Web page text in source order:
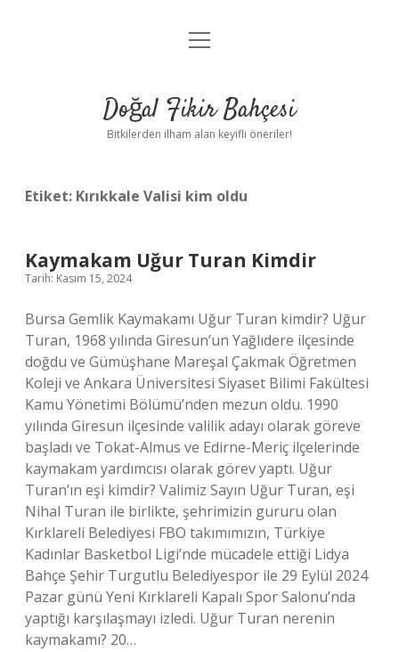
Anasayfa
Yasal Uyarı
menüyü
Doğal Fikir Bahçesi
Bitkilerden ilham alan keyifli öneriler!
Etiket: Kırıkkale Valisi kim oldu
Kaymakam Uğur Turan Kimdir
Tarih: Kasım 15, 2024
Bursa Gemlik Kaymakamı Uğur Turan kimdir? Uğur
Turan, 1968 yılında Giresun’un Yağlıdere ilçesinde
doğdu ve Gümüşhane Mareşal Çakmak Öğretmen
Koleji ve Ankara Üniversitesi Siyaset Bilimi Fakültesi
Kamu Yönetimi Bölümü’nden mezun oldu. 1990
yılında Giresun ilçesinde valilik adayı olarak göreve
başladı ve Tokat-Almus ve Edirne-Meriç ilçelerinde
kaymakam yardımcısı olarak görev yaptı. Uğur
Turan’ın eşi kimdir? Valimiz Sayın Uğur Turan, eşi
Nihal Turan ile birlikte, şehrimizin gururu olan
Kırklareli Belediyesi FBO takımımızın, Türkiye
Kadınlar Basketbol Ligi’nde mücadele ettiği Lidya
Bahçe Şehir Turgutlu Belediyespor ile 29 Eylül 2024
Pazar günü Yeni Kırklareli Kapalı Spor Salonu’nda
yaptığı karşılaşmayı izledi. Uğur Turan nerenin
kaymakamı? 20…